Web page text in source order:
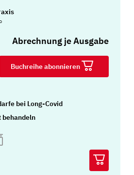
Abrechnung je Ausgabe
Buchreihe abonnieren
bei Long-Covid